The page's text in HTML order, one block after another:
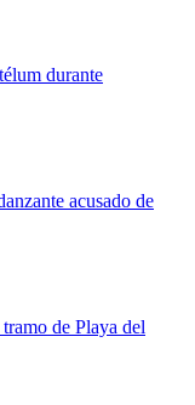
durante
acusado de
de Playa del